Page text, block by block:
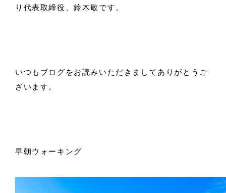
り代表取締役、鈴木敬です。
いつもブログをお読みいただきましてありがとうご
ざいます。
早朝ウォーキング